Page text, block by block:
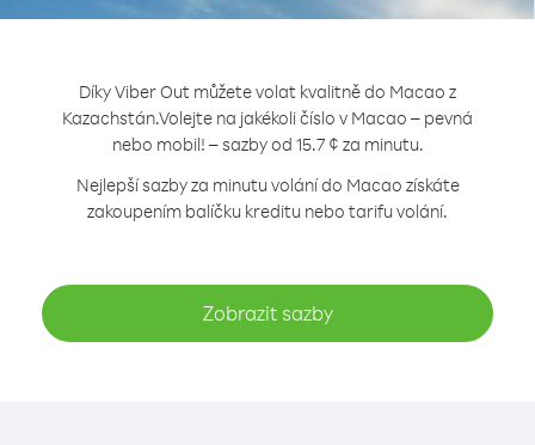
Díky Viber Out můžete volat kvalitně do Macao z
Kazachstán.Volejte na jakékoli číslo v Macao – pevná
nebo mobil! – sazby od 15.7 ¢ za minutu.
Nejlepší sazby za minutu volání do Macao získáte
zakoupením balíčku kreditu nebo tarifu volání.
Zobrazit sazby